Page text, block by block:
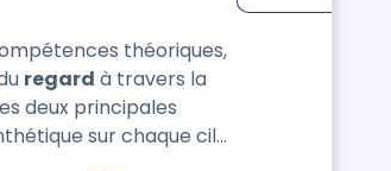
théoriques,
regard à travers la